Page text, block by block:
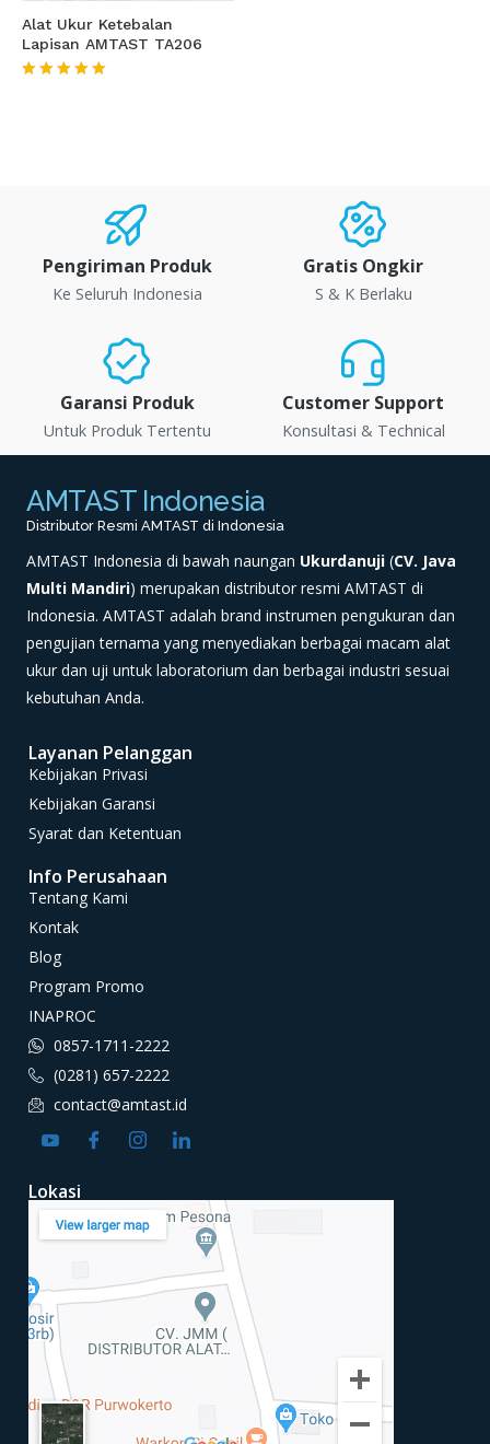
Alat Ukur Ketebalan
Lapisan AMTAST TA206
Pengiriman Produk
Ke Seluruh Indonesia
Gratis Ongkir
S & K Berlaku
Garansi Produk
Untuk Produk Tertentu
Customer Support
Konsultasi & Technical
AMTAST Indonesia
Distributor Resmi AMTAST di Indonesia
AMTAST Indonesia di bawah naungan Ukurdanuji (CV. Java
Multi Mandiri) merupakan distributor resmi AMTAST di
Indonesia. AMTAST adalah brand instrumen pengukuran dan
pengujian ternama yang menyediakan berbagai macam alat
ukur dan uji untuk laboratorium dan berbagai industri sesuai
kebutuhan Anda.
Layanan Pelanggan
Kebijakan Privasi
Kebijakan Garansi
Syarat dan Ketentuan
Info Perusahaan
Tentang Kami
Kontak
Blog
Program Promo
INAPROC
0857-1711-2222
(0281) 657-2222
contact@amtast.id
Lokasi